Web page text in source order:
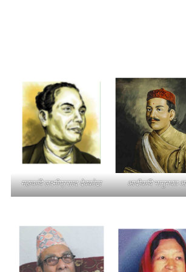
महाकवि लक्ष्मीप्रसाद देवकोटा आदीकवि भानुभक्त